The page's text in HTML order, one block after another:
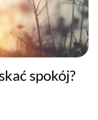
spokój?